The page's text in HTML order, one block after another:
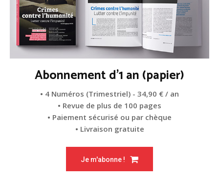
Abonnement d'1 an (papier)
• 4 Numéros (Trimestriel) - 34,90 € / an
• Revue de plus de 100 pages
• Paiement sécurisé ou par chèque
• Livraison gratuite
Je m'abonne !